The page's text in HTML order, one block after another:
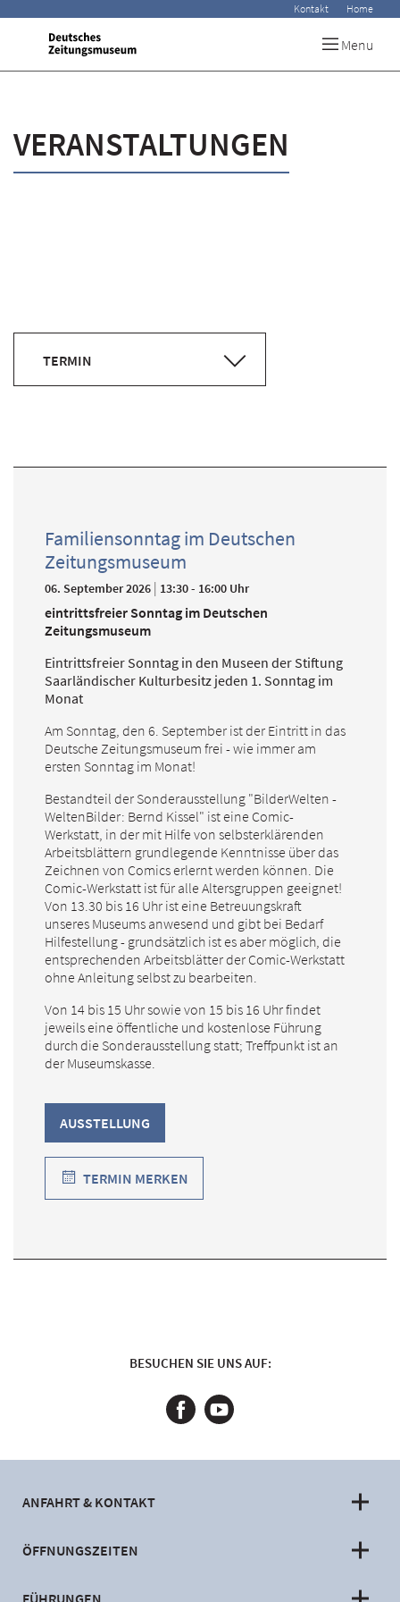
Kontakt Home
Menu
VERANSTALTUNGEN
Familiensonntag im Deutschen
Zeitungsmuseum
06. September 2026 | 13:30 - 16:00 Uhr
eintrittsfreier Sonntag im Deutschen
Zeitungsmuseum
Eintrittsfreier Sonntag in den Museen der Stiftung
Saarländischer Kulturbesitz jeden 1. Sonntag im
Monat
Am Sonntag, den 6. September ist der Eintritt in das
Deutsche Zeitungsmuseum frei - wie immer am
ersten Sonntag im Monat!
Bestandteil der Sonderausstellung "BilderWelten -
WeltenBilder: Bernd Kissel" ist eine Comic-
Werkstatt, in der mit Hilfe von selbsterklärenden
Arbeitsblättern grundlegende Kenntnisse über das
Zeichnen von Comics erlernt werden können. Die
Comic-Werkstatt ist für alle Altersgruppen geeignet!
Von 13.30 bis 16 Uhr ist eine Betreuungskraft
unseres Museums anwesend und gibt bei Bedarf
Hilfestellung - grundsätzlich ist es aber möglich, die
entsprechenden Arbeitsblätter der Comic-Werkstatt
ohne Anleitung selbst zu bearbeiten.
Von 14 bis 15 Uhr sowie von 15 bis 16 Uhr findet
jeweils eine öffentliche und kostenlose Führung
durch die Sonderausstellung statt; Treffpunkt ist an
der Museumskasse.
AUSSTELLUNG
TERMIN MERKEN
BESUCHEN SIE UNS AUF:
ANFAHRT & KONTAKT
ÖFFNUNGSZEITEN